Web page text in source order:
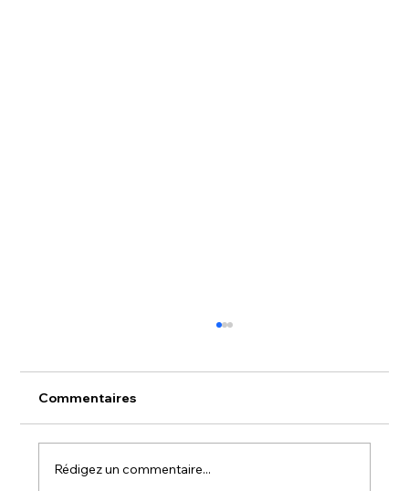
Commentaires
Rédigez un commentaire...